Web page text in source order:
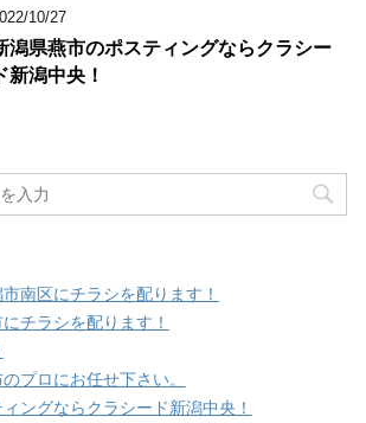
10/27
潟県燕市のポスティングならクラシー
ド新潟中央！
南区にチラシを配ります！
チラシを配ります！
プロにお任せ下さい。
ングならクラシード新潟中央！